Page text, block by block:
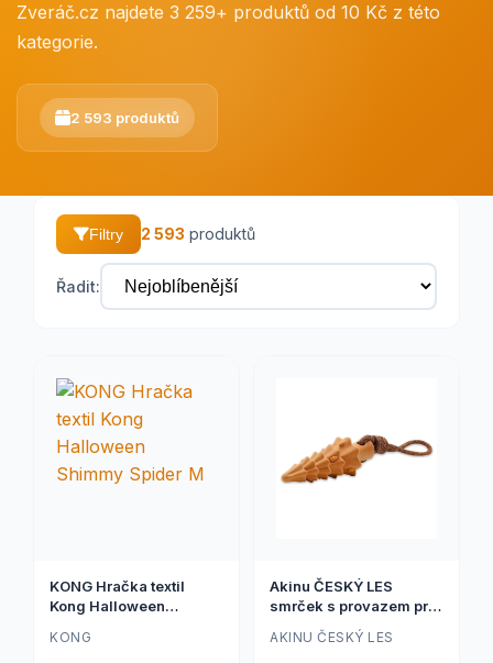
Zveráč.cz najdete 3 259+ produktů od 10 Kč z této
kategorie.
2 593 produktů
Filtry 2 593 produktů
Řadit:
KONG Hračka textil
Kong Halloween
KONG
Akinu ČESKÝ LES
smrček s provazem pro
psy Barva: Hnědá
AKINU ČESKÝ LES